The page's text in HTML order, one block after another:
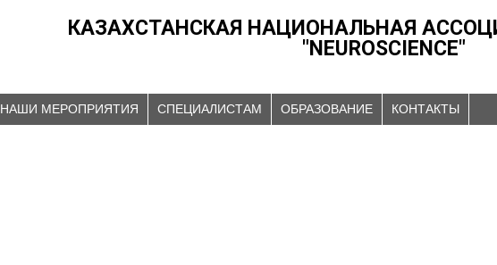
КАЗАХСТАНСКАЯ НАЦИОНАЛЬНАЯ
"NEUROSCIENCE"
НАШИ МЕРОПРИЯТИЯ СПЕЦИАЛИСТАМ ОБРАЗОВАНИЕ КОНТАКТЫ